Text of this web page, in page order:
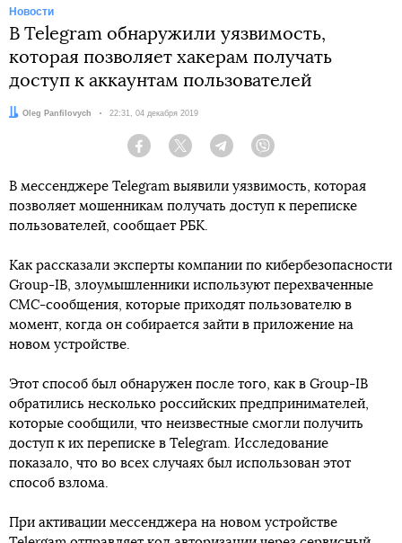
Новости
В Telegram обнаружили уязвимость,
которая позволяет хакерам получать
доступ к аккаунтам пользователей
Автор:
Oleg Panfilovych Дата:
22:31, 04 декабря 2019
Facebook Twitter Telegram
В мессенджере Telegram выявили уязвимость, которая
позволяет мошенникам получать доступ к переписке
пользователей, сообщает РБК.
Как рассказали эксперты компании по кибербезопасности
Group-IB, злоумышленники используют перехваченные
СМС-сообщения, которые приходят пользователю в
момент, когда он собирается зайти в приложение на
новом устройстве.
Этот способ был обнаружен после того, как в Group-IB
обратились несколько российских предпринимателей,
которые сообщили, что неизвестные смогли получить
доступ к их переписке в Telegram. Исследование
показало, что во всех случаях был использован этот
способ взлома.
При активации мессенджера на новом устройстве